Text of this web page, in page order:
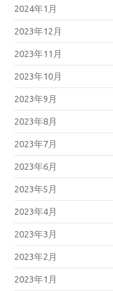
2024年1月
2023年12月
2023年11月
2023年10月
2023年9月
2023年8月
2023年7月
2023年6月
2023年5月
2023年4月
2023年3月
2023年2月
2023年1月